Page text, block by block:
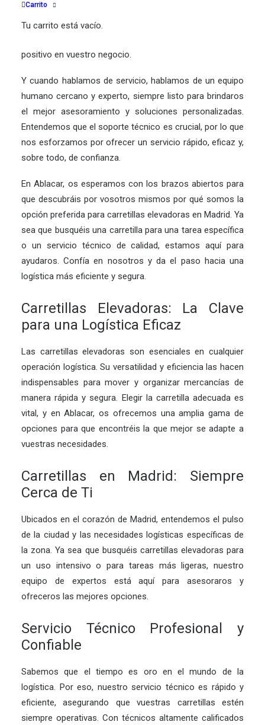
Carrito
Tu carrito está vacío.
con vuestras necesidades actuales, sino que también os
preparen para los retos del futuro. Esto se traduce en
positivo en vuestro negocio.
Y cuando hablamos de servicio, hablamos de un equipo
humano cercano y experto, siempre listo para brindaros
el mejor asesoramiento y soluciones personalizadas.
Entendemos que el soporte técnico es crucial, por lo que
nos esforzamos por ofrecer un servicio rápido, eficaz y,
sobre todo, de confianza.
En Ablacar, os esperamos con los brazos abiertos para
que descubráis por vosotros mismos por qué somos la
opción preferida para carretillas elevadoras en Madrid. Ya
sea que busquéis una carretilla para una tarea específica
o un servicio técnico de calidad, estamos aquí para
ayudaros. Confía en nosotros y da el paso hacia una
logística más eficiente y segura.
Carretillas Elevadoras: La Clave
para una Logística Eficaz
Las carretillas elevadoras son esenciales en cualquier
operación logística. Su versatilidad y eficiencia las hacen
indispensables para mover y organizar mercancías de
manera rápida y segura. Elegir la carretilla adecuada es
vital, y en Ablacar, os ofrecemos una amplia gama de
opciones para que encontréis la que mejor se adapte a
vuestras necesidades.
Carretillas en Madrid: Siempre
Cerca de Ti
Ubicados en el corazón de Madrid, entendemos el pulso
de la ciudad y las necesidades logísticas específicas de
la zona. Ya sea que busquéis carretillas elevadoras para
un uso intensivo o para tareas más ligeras, nuestro
equipo de expertos está aquí para asesoraros y
ofreceros las mejores opciones.
Servicio Técnico Profesional y
Confiable
Sabemos que el tiempo es oro en el mundo de la
logística. Por eso, nuestro servicio técnico es rápido y
eficiente, asegurando que vuestras carretillas estén
siempre operativas. Con técnicos altamente calificados